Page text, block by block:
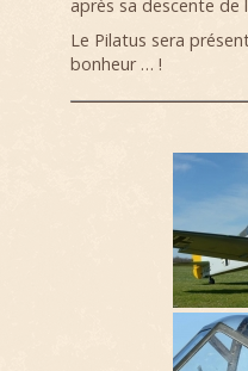
après sa descente de
Le Pilatus sera
bonheur … !